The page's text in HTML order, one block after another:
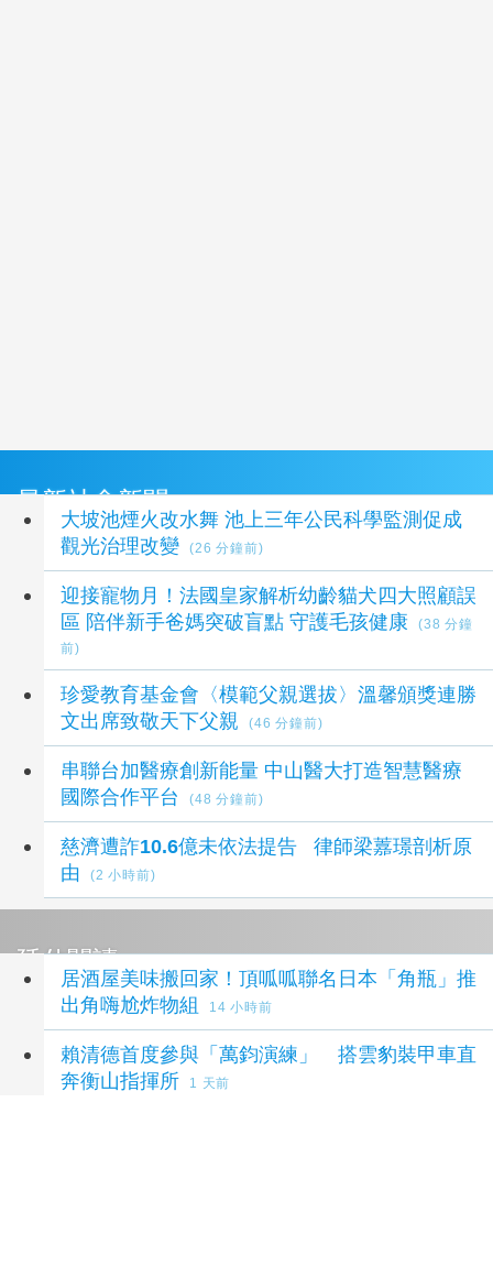
最新社會新聞
大坡池煙火改水舞 池上三年公民科學監測促成
觀光治理改變
(26 分鐘前)
迎接寵物月！法國皇家解析幼齡貓犬四大照顧誤
區 陪伴新手爸媽突破盲點 守護毛孩健康
(38 分鐘
前)
珍愛教育基金會〈模範父親選拔〉溫馨頒獎連勝
文出席致敬天下父親
(46 分鐘前)
串聯台加醫療創新能量 中山醫大打造智慧醫療
國際合作平台
(48 分鐘前)
慈濟遭詐10.6億未依法提告 律師梁䕒璟剖析原
由
(2 小時前)
延伸閱讀
居酒屋美味搬回家！頂呱呱聯名日本「角瓶」推
出角嗨尬炸物組
14 小時前
賴清德首度參與「萬鈞演練」 搭雲豹裝甲車直
奔衡山指揮所
1 天前